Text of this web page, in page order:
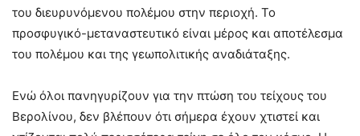
του διευρυνόμενου πολέμου στην περιοχή. Το
προσφυγικό-μεταναστευτικό είναι μέρος και αποτέλεσμα
του πολέμου και της γεωπολιτικής αναδιάταξης.
Ενώ όλοι πανηγυρίζουν για την πτώση του τείχους του
Βερολίνου, δεν βλέπουν ότι σήμερα έχουν χτιστεί και